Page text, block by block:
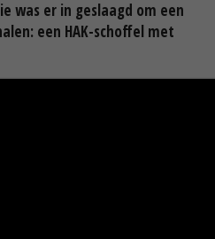
was er in geslaagd om een
een HAK-schoffel met